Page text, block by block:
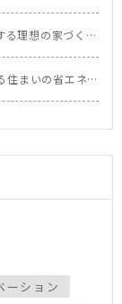
る理想の家づくり
住まいの省エネ
ーション